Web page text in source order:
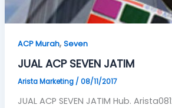
ACP Murah, Seven
JUAL ACP SEVEN JATIM
Arista Marketing / 08/11/2017
JUAL ACP SEVEN JATIM Hub.